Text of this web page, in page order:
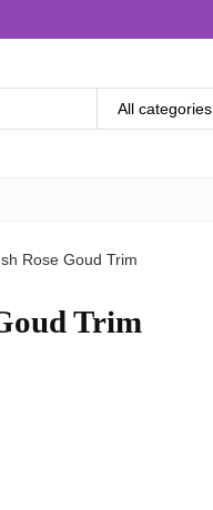
All categories
Rose Goud Trim
Trim